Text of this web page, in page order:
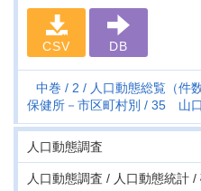
CSV DB
中巻 2
人口動態総覧（件
保健所－市区町村別
35 山
人口動態調査
人口動態調査 / 人口動態統計